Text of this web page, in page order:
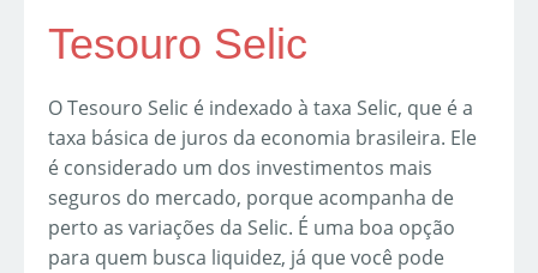
Tesouro Selic
O Tesouro Selic é indexado à taxa Selic, que é a
taxa básica de juros da economia brasileira. Ele
é considerado um dos investimentos mais
seguros do mercado, porque acompanha de
perto as variações da Selic. É uma boa opção
para quem busca liquidez, já que você pode